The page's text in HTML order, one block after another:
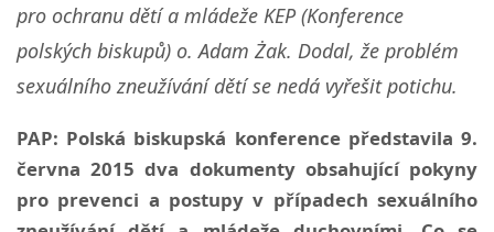
pro ochranu dětí a mládeže KEP (Konference
polských biskupů) o. Adam Żak. Dodal, že problém
sexuálního zneužívání dětí se nedá vyřešit potichu.
PAP: Polská biskupská konference představila 9.
června 2015 dva dokumenty obsahující pokyny
pro prevenci a postupy v případech sexuálního